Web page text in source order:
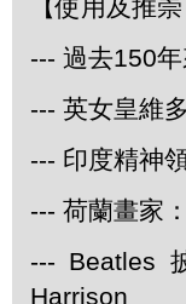
【使用及推
--- 過去150
--- 英女皇維
--- 印度精神
--- 荷蘭畫家
--- Beatles
Harrison